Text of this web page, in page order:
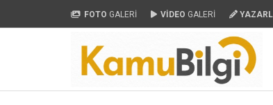
FOTO GALERİ VİDEO GALERİ